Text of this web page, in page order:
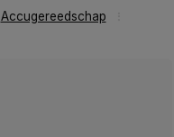
Accugereedschap